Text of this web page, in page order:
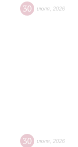
30 июля 2026
30 июля 2026